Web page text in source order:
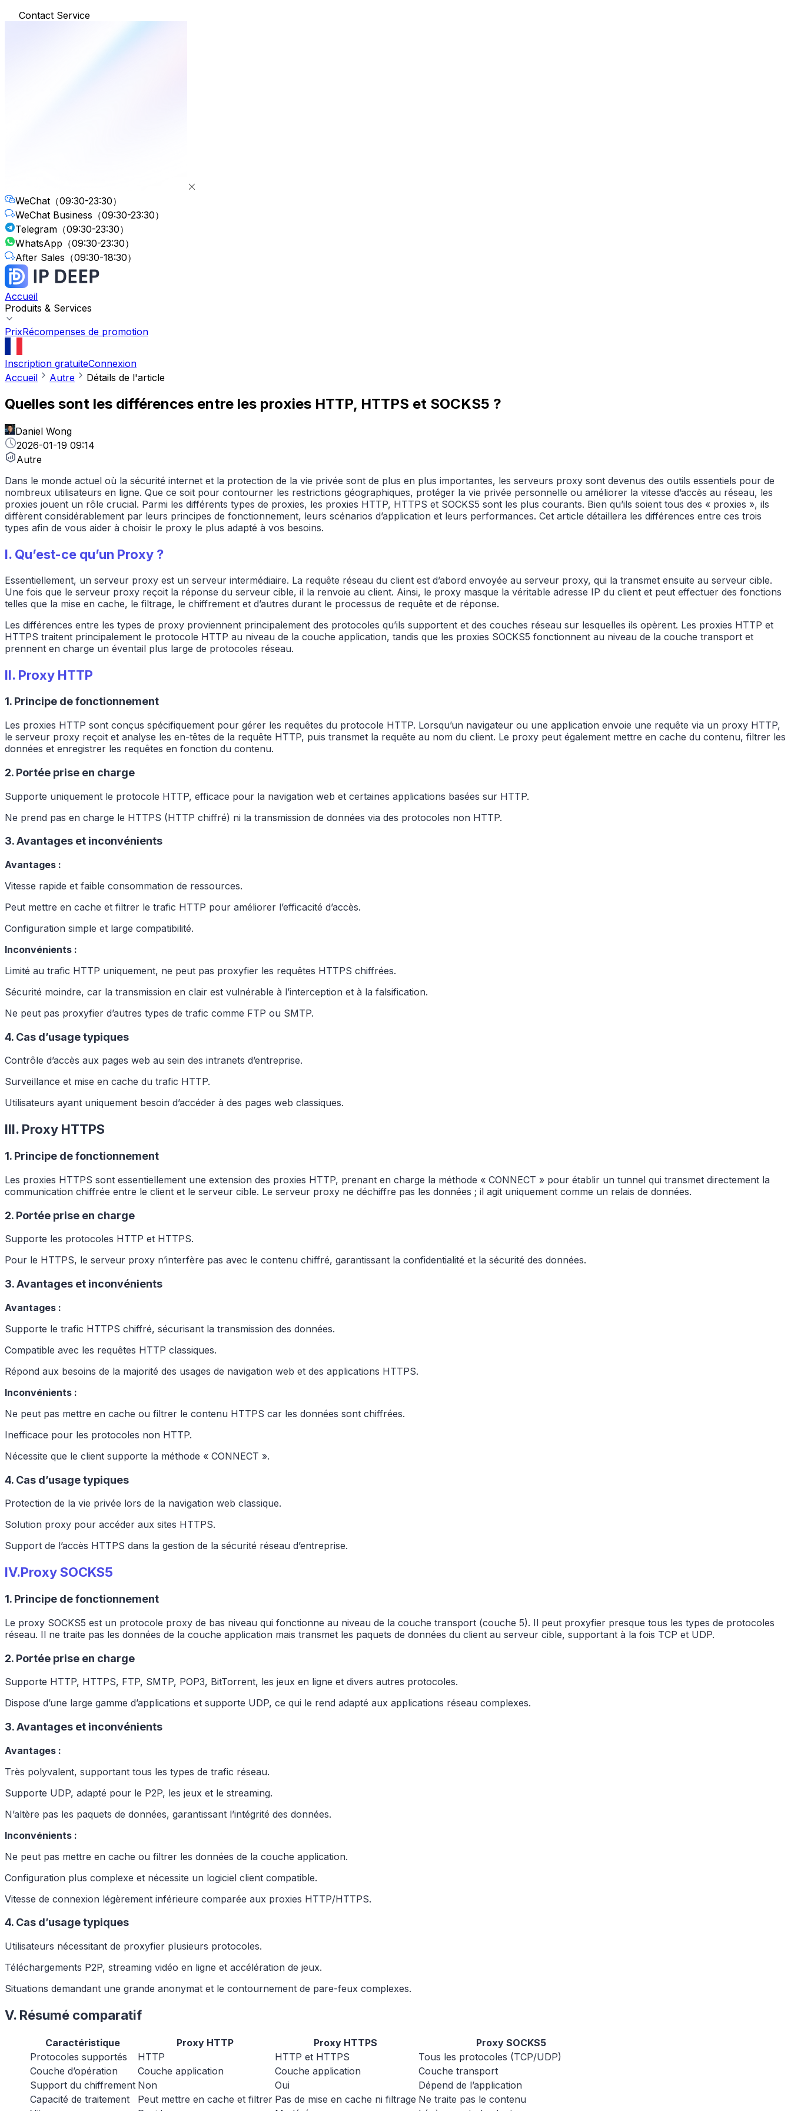
Contact Service
WeChat （09:30-23:30）
WeChat Business （09:30-23:30）
Telegram （09:30-23:30）
WhatsApp （09:30-23:30）
After Sales （09:30-18:30）
Accueil
Produits & Services
PrixRécompenses de promotion
Inscription gratuiteConnexion
Accueil
Autre Détails de l'article
Quelles sont les différences entre les proxies HTTP, HTTPS et SOCKS5 ?
Daniel Wong
2026-01-19 09:14
Autre
Dans le monde actuel où la sécurité internet et la protection de la vie privée sont de plus en plus importantes, les serveurs proxy sont devenus des outils essentiels pour de
nombreux utilisateurs en ligne. Que ce soit pour contourner les restrictions géographiques, protéger la vie privée personnelle ou améliorer la vitesse d’accès au réseau, les
proxies jouent un rôle crucial. Parmi les différents types de proxies, les proxies HTTP, HTTPS et SOCKS5 sont les plus courants. Bien qu’ils soient tous des « proxies », ils
diffèrent considérablement par leurs principes de fonctionnement, leurs scénarios d’application et leurs performances. Cet article détaillera les différences entre ces trois
types afin de vous aider à choisir le proxy le plus adapté à vos besoins.
I. Qu’est-ce qu’un Proxy ?
Essentiellement, un serveur proxy est un serveur intermédiaire. La requête réseau du client est d’abord envoyée au serveur proxy, qui la transmet ensuite au serveur cible.
Une fois que le serveur proxy reçoit la réponse du serveur cible, il la renvoie au client. Ainsi, le proxy masque la véritable adresse IP du client et peut effectuer des fonctions
telles que la mise en cache, le filtrage, le chiffrement et d’autres durant le processus de requête et de réponse.
Les différences entre les types de proxy proviennent principalement des protocoles qu’ils supportent et des couches réseau sur lesquelles ils opèrent. Les proxies HTTP et
HTTPS traitent principalement le protocole HTTP au niveau de la couche application, tandis que les proxies SOCKS5 fonctionnent au niveau de la couche transport et
prennent en charge un éventail plus large de protocoles réseau.
II. Proxy HTTP
1. Principe de fonctionnement
Les proxies HTTP sont conçus spécifiquement pour gérer les requêtes du protocole HTTP. Lorsqu’un navigateur ou une application envoie une requête via un proxy HTTP,
le serveur proxy reçoit et analyse les en-têtes de la requête HTTP, puis transmet la requête au nom du client. Le proxy peut également mettre en cache du contenu, filtrer les
données et enregistrer les requêtes en fonction du contenu.
2. Portée prise en charge
Supporte uniquement le protocole HTTP, efficace pour la navigation web et certaines applications basées sur HTTP.
Ne prend pas en charge le HTTPS (HTTP chiffré) ni la transmission de données via des protocoles non HTTP.
3. Avantages et inconvénients
Avantages :
Vitesse rapide et faible consommation de ressources.
Peut mettre en cache et filtrer le trafic HTTP pour améliorer l’efficacité d’accès.
Configuration simple et large compatibilité.
Inconvénients :
Limité au trafic HTTP uniquement, ne peut pas proxyfier les requêtes HTTPS chiffrées.
Sécurité moindre, car la transmission en clair est vulnérable à l’interception et à la falsification.
Ne peut pas proxyfier d’autres types de trafic comme FTP ou SMTP.
4. Cas d’usage typiques
Contrôle d’accès aux pages web au sein des intranets d’entreprise.
Surveillance et mise en cache du trafic HTTP.
Utilisateurs ayant uniquement besoin d’accéder à des pages web classiques.
III. Proxy HTTPS
1. Principe de fonctionnement
Les proxies HTTPS sont essentiellement une extension des proxies HTTP, prenant en charge la méthode « CONNECT » pour établir un tunnel qui transmet directement la
communication chiffrée entre le client et le serveur cible. Le serveur proxy ne déchiffre pas les données ; il agit uniquement comme un relais de données.
2. Portée prise en charge
Supporte les protocoles HTTP et HTTPS.
Pour le HTTPS, le serveur proxy n’interfère pas avec le contenu chiffré, garantissant la confidentialité et la sécurité des données.
3. Avantages et inconvénients
Avantages :
Supporte le trafic HTTPS chiffré, sécurisant la transmission des données.
Compatible avec les requêtes HTTP classiques.
Répond aux besoins de la majorité des usages de navigation web et des applications HTTPS.
Inconvénients :
Ne peut pas mettre en cache ou filtrer le contenu HTTPS car les données sont chiffrées.
Inefficace pour les protocoles non HTTP.
Nécessite que le client supporte la méthode « CONNECT ».
4. Cas d’usage typiques
Protection de la vie privée lors de la navigation web classique.
Solution proxy pour accéder aux sites HTTPS.
Support de l’accès HTTPS dans la gestion de la sécurité réseau d’entreprise.
IV.Proxy SOCKS5
1. Principe de fonctionnement
Le proxy SOCKS5 est un protocole proxy de bas niveau qui fonctionne au niveau de la couche transport (couche 5). Il peut proxyfier presque tous les types de protocoles
réseau. Il ne traite pas les données de la couche application mais transmet les paquets de données du client au serveur cible, supportant à la fois TCP et UDP.
2. Portée prise en charge
Supporte HTTP, HTTPS, FTP, SMTP, POP3, BitTorrent, les jeux en ligne et divers autres protocoles.
Dispose d’une large gamme d’applications et supporte UDP, ce qui le rend adapté aux applications réseau complexes.
3. Avantages et inconvénients
Avantages :
Très polyvalent, supportant tous les types de trafic réseau.
Supporte UDP, adapté pour le P2P, les jeux et le streaming.
N’altère pas les paquets de données, garantissant l’intégrité des données.
Inconvénients :
Ne peut pas mettre en cache ou filtrer les données de la couche application.
Configuration plus complexe et nécessite un logiciel client compatible.
Vitesse de connexion légèrement inférieure comparée aux proxies HTTP/HTTPS.
4. Cas d’usage typiques
Utilisateurs nécessitant de proxyfier plusieurs protocoles.
Téléchargements P2P, streaming vidéo en ligne et accélération de jeux.
Situations demandant une grande anonymat et le contournement de pare-feux complexes.
V. Résumé comparatif
Caractéristique Proxy HTTP Proxy HTTPS
Proxy SOCKS5
Protocoles supportés
HTTP HTTP et HTTPS
Tous les protocoles (TCP/UDP)
Couche d’opération
Couche application Couche application
Couche transport
Support du chiffrement Non Oui
Dépend de l’application
Capacité de traitement
Peut mettre en cache et filtrer Pas de mise en cache ni filtrage Ne traite pas le contenu